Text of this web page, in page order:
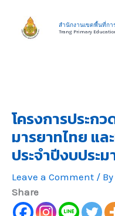
content
สำนักงานเขตพื้นที่กา
Trang Primary
โครงการประก
มารยาทไทย แล
ประจำปีงบประ
Leave a Comment / By
Share